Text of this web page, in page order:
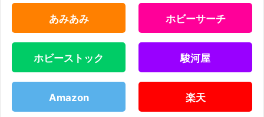
あみあみ ホビーサーチ
ホビーストック 駿河屋
Amazon 楽天